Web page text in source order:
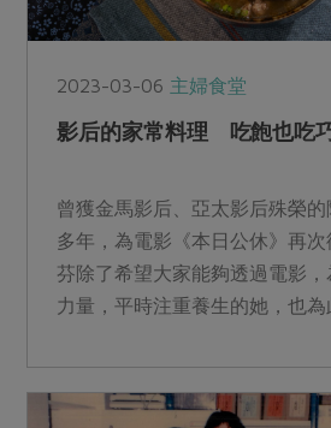
2023-03-06 主婦食堂
影后的家常料理 吃飽也吃
曾獲金馬影后、亞太影后殊榮
多年，為電影《本日公休》再
芬除了希望大家能夠透過電影
力量，平時注重養生的她，也
味，就能端出吃飽也吃巧的美
說。